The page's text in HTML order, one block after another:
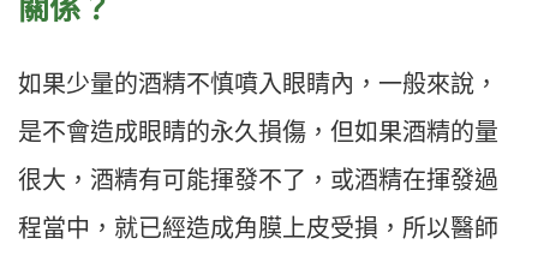
關係？
如果少量的酒精不慎噴入眼睛內，一般來說，
是不會造成眼睛的永久損傷，但如果酒精的量
很大，酒精有可能揮發不了，或酒精在揮發過
程當中，就已經造成角膜上皮受損，所以醫師